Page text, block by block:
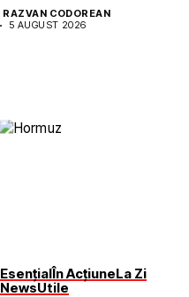
RAZVAN CODOREAN
5 AUGUST 2026
EsențialÎn AcțiuneLa Zi
NewsUtile